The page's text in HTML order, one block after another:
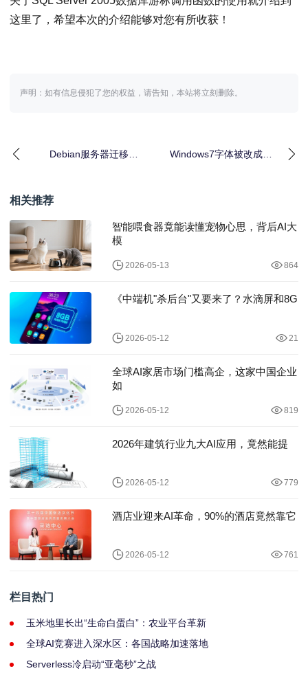
这里了，希望本次的介绍能够对您有所收获！
声明：如有信息侵犯了您的权益，请告知，本站将立刻删除。
Debian服务器迁移时
Windows7字体被改成怎
相关推荐
智能喂食器竟能读懂宠物心思，背后AI大
模
2026-05-13 864
《中端机"杀后台"又要来了？水滴屏和8G
2026-05-12 21
全球AI家居市场门槛高企，这家中国企业
如
2026-05-12 819
2026年建筑行业九大AI应用，竟然能提
2026-05-12 779
酒店业迎来AI革命，90%的酒店竟然靠它
2026-05-12 761
栏目热门
玉米地里长出“生命白蛋白”：农业平台革新
全球AI竞赛进入深水区：各国战略加速落地
Serverless冷启动“亚毫秒”之战